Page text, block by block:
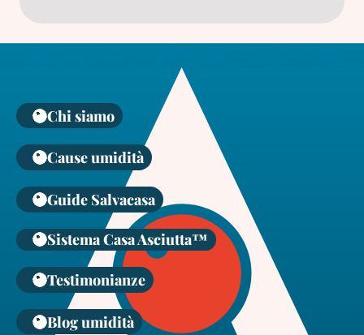
Chi siamo
Cause umidità
Guide Salvacasa
Sistema Casa Asciutta™
Testimonianze
Blog umidità